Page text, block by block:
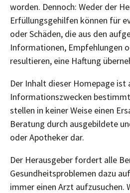
worden. Dennoch: Weder der
Erfüllungsgehilfen können für
oder Schäden, die aus den
Informationen, Empfehlungen
resultieren, eine Haftung
Der Inhalt dieser Homepage ist
Informationszwecken
stellen in keiner Weise einen
Beratung durch ausgebildete
oder Apotheker dar.
Der Herausgeber fordert alle
Gesundheitsproblemen dazu
immer einen Arzt aufzusuchen.